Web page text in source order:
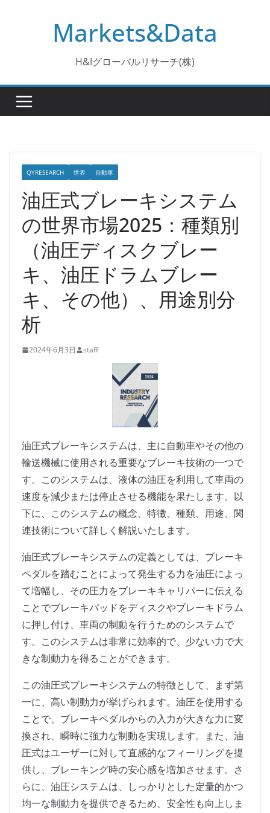
Markets&Data
H&Iグローバルリサーチ(株)
QYRESEARCH 世界 自動車
油圧式ブレーキシステム
の世界市場2025：種類別
（油圧ディスクブレー
キ、油圧ドラムブレー
キ、その他）、用途別分
析
2024年6月3日 staff
油圧式ブレーキシステムは、主に自動車やその他の
輸送機械に使用される重要なブレーキ技術の一つで
す。このシステムは、液体の油圧を利用して車両の
速度を減少または停止させる機能を果たします。以
下に、このシステムの概念、特徴、種類、用途、関
連技術について詳しく解説いたします。
油圧式ブレーキシステムの定義としては、ブレーキ
ペダルを踏むことによって発生する力を油圧によっ
て増幅し、その圧力をブレーキキャリパーに伝える
ことでブレーキパッドをディスクやブレーキドラム
に押し付け、車両の制動を行うためのシステムで
す。このシステムは非常に効率的で、少ない力で大
きな制動力を得ることができます。
この油圧式ブレーキシステムの特徴として、まず第
一に、高い制動力が挙げられます。油圧を使用する
ことで、ブレーキペダルからの入力が大きな力に変
換され、瞬時に強力な制動を実現します。また、油
圧式はユーザーに対して直感的なフィーリングを提
供し、ブレーキング時の安心感を増加させます。さ
らに、油圧システムは、しっかりとした定量的かつ
均一な制動力を提供できるため、安全性も向上しま